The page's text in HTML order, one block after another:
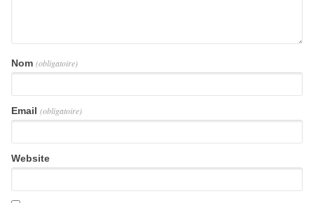
Nom (obligatoire)
Email (obligatoire)
Website